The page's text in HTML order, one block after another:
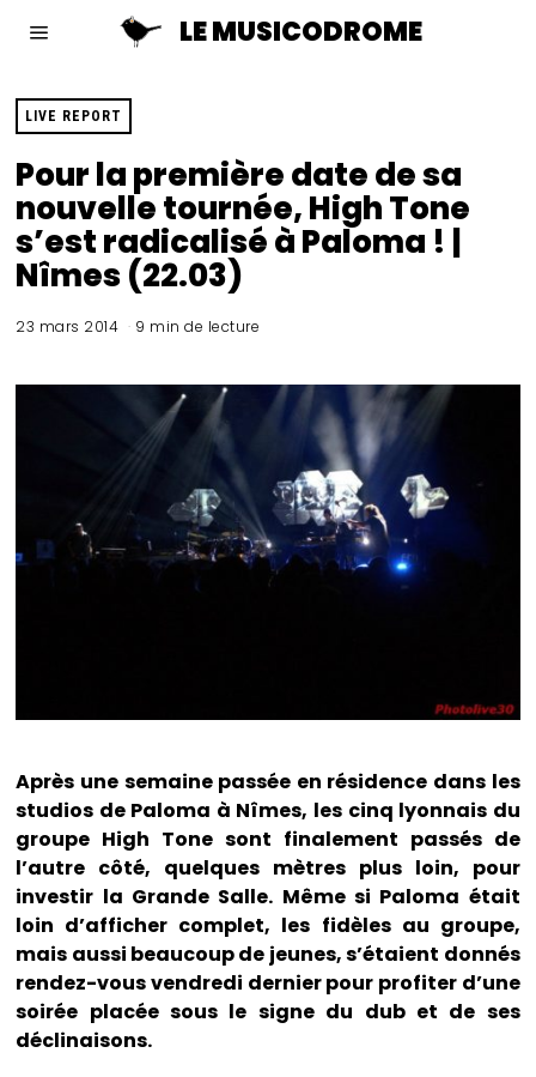
LE MUSICODROME
LIVE REPORT
Pour la première date de sa
nouvelle tournée, High Tone
s’est radicalisé à Paloma ! |
Nîmes (22.03)
23 mars 2014 9 min de lecture
Après une semaine passée en résidence dans les
studios de Paloma à Nîmes, les cinq lyonnais du
groupe High Tone sont finalement passés de
l’autre côté, quelques mètres plus loin, pour
investir la Grande Salle. Même si Paloma était
loin d’afficher complet, les fidèles au groupe,
mais aussi beaucoup de jeunes, s’étaient donnés
rendez-vous vendredi dernier pour profiter d’une
soirée placée sous le signe du dub et de ses
déclinaisons.